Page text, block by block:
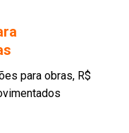
para obras, R$